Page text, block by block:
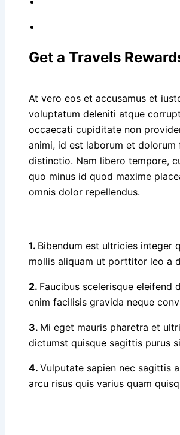
Get a Travels
At vero eos et accusamus et
voluptatum deleniti atque
occaecati cupiditate non
animi, id est laborum et
distinctio. Nam libero tempore,
quo minus id quod maxime
omnis dolor repellendus.
1. Bibendum est ultricies integer
mollis aliquam ut porttitor leo a
2. Faucibus scelerisque eleifend
enim facilisis gravida neque
3. Mi eget mauris pharetra et
dictumst quisque sagittis purus
4. Vulputate sapien nec sagittis
arcu risus quis varius quam